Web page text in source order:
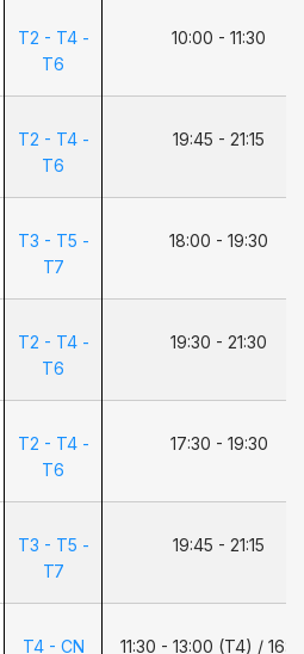
T2 - T4 -
T6
10:00 - 11:30
T2 - T4 -
T6
19:45 - 21:15
T3 - T5 -
T7
18:00 - 19:30
T2 - T4 -
T6
19:30 - 21:30
T2 - T4 -
T6
17:30 - 19:30
T3 - T5 -
T7
19:45 - 21:15
T4 - CN 11:30 - 13:00 (T4) /